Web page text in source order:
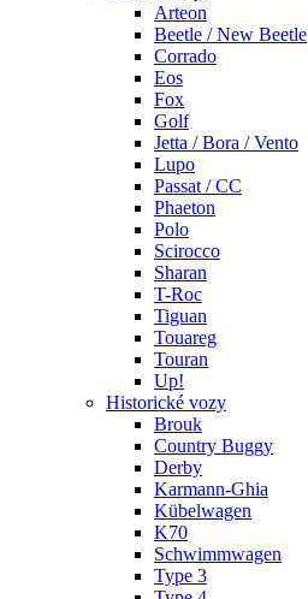
Arteon
Beetle / New Beetle
Corrado
Eos
Fox
Golf
Jetta / Bora / Vento
Lupo
Passat / CC
Phaeton
Polo
Scirocco
Sharan
T-Roc
Tiguan
Touareg
Touran
Up!
Historické vozy
Brouk
Country Buggy
Derby
Karmann-Ghia
Kübelwagen
K70
Schwimmwagen
Type 3